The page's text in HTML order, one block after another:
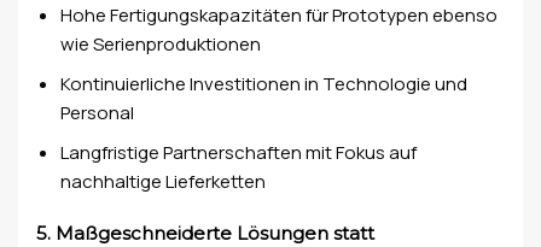
Hohe Fertigungskapazitäten für Prototypen ebenso
wie Serienproduktionen
Kontinuierliche Investitionen in Technologie und
Personal
Langfristige Partnerschaften mit Fokus auf
nachhaltige Lieferketten
5. Maßgeschneiderte Lösungen statt